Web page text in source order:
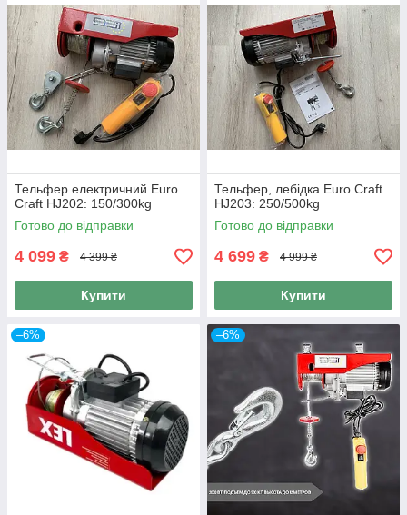
Тельфер електричний Euro
Craft HJ202: 150/300kg
Готово до відправки
4 099 ₴ 4 399 ₴
Купити
Тельфер, лебідка Euro Craft
HJ203: 250/500kg
Готово до відправки
4 699 ₴ 4 999 ₴
Купити
–6% –6%